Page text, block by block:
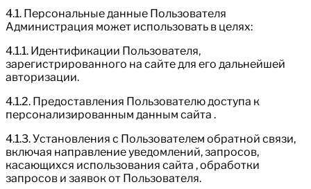
4.1. Персональные данные Пользователя
Администрация может использовать в целях:
4.1.1. Идентификации Пользователя,
зарегистрированного на сайте для его дальнейшей
авторизации.
4.1.2. Предоставления Пользователю доступа к
персонализированным данным сайта .
4.1.3. Установления с Пользователем обратной связи,
включая направление уведомлений, запросов,
касающихся использования сайта , обработки
запросов и заявок от Пользователя.